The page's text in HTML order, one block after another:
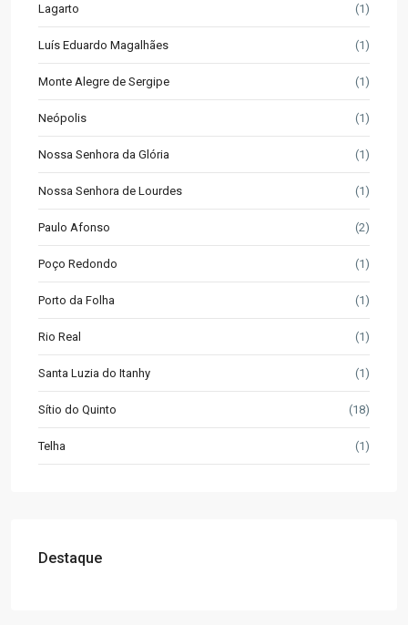
Lagarto (1)
Luís Eduardo Magalhães (1)
Monte Alegre de Sergipe (1)
Neópolis (1)
Nossa Senhora da Glória (1)
Nossa Senhora de Lourdes (1)
Paulo Afonso (2)
Poço Redondo (1)
Porto da Folha (1)
Rio Real (1)
Santa Luzia do Itanhy (1)
Sítio do Quinto (18)
Telha (1)
Destaque